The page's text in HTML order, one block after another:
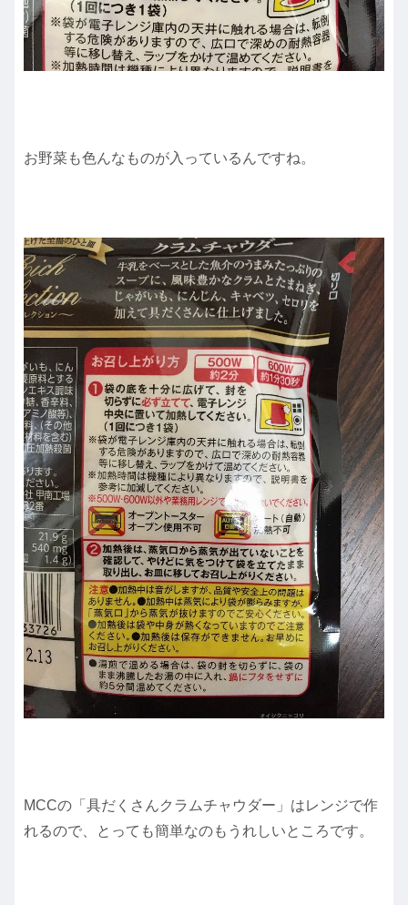
お野菜も色んなものが入っているんですね。
MCCの「具だくさんクラムチャウダー」はレンジで作
れるので、とっても簡単なのもうれしいところです。